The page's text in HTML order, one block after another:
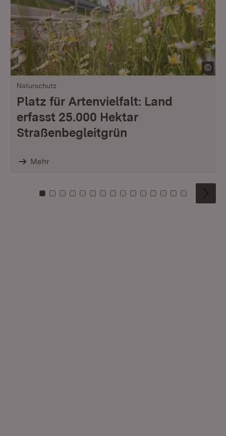
Naturschutz
Platz für Artenvielfalt: Land
erfasst 25.000 Hektar
Straßenbegleitgrün
Mehr
Zu Kachel: 0
Zu Kachel: 1
Zu Kachel: 2
Zu Kachel: 3
Zu Kachel: 4
Zu Kachel: 5
Zu Kachel: 6
Zu Kachel: 7
Zu Kachel: 8
Zu Kachel: 9
Zu Kachel: 10
Zu Kachel: 11
Zu Kachel: 12
Zu Kachel:
Zu